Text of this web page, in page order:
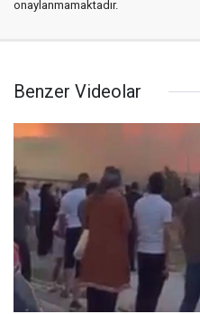
onaylanmamaktadır.
Benzer Videolar